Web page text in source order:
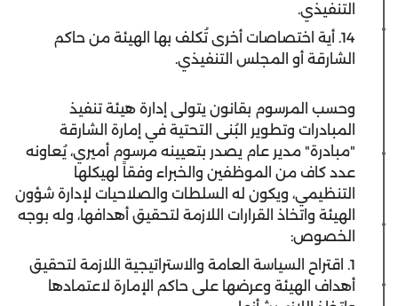
التنفيذي.
14. أية اختصاصات أخرى تُكلف بها الهيئة من حاكم
الشارقة أو المجلس التنفيذي.
وحسب المرسوم بقانون يتولى إدارة هيئة تنفيذ
المبادرات وتطوير البُنى التحتية في إمارة الشارقة
"مبادرة" مدير عام يصدر بتعيينه مرسوم أميري، يُعاونه
عدد كاف من الموظفين والخبراء وفقاً لهيكلها
التنظيمي، ويكون له السلطات والصلاحيات لإدارة شؤون
الهيئة واتخاذ القرارات اللازمة لتحقيق أهدافها، وله بوجه
الخصوص:
1. اقتراح السياسة العامة والاستراتيجية اللازمة لتحقيق
أهداف الهيئة وعرضها على حاكم الإمارة لاعتمادها